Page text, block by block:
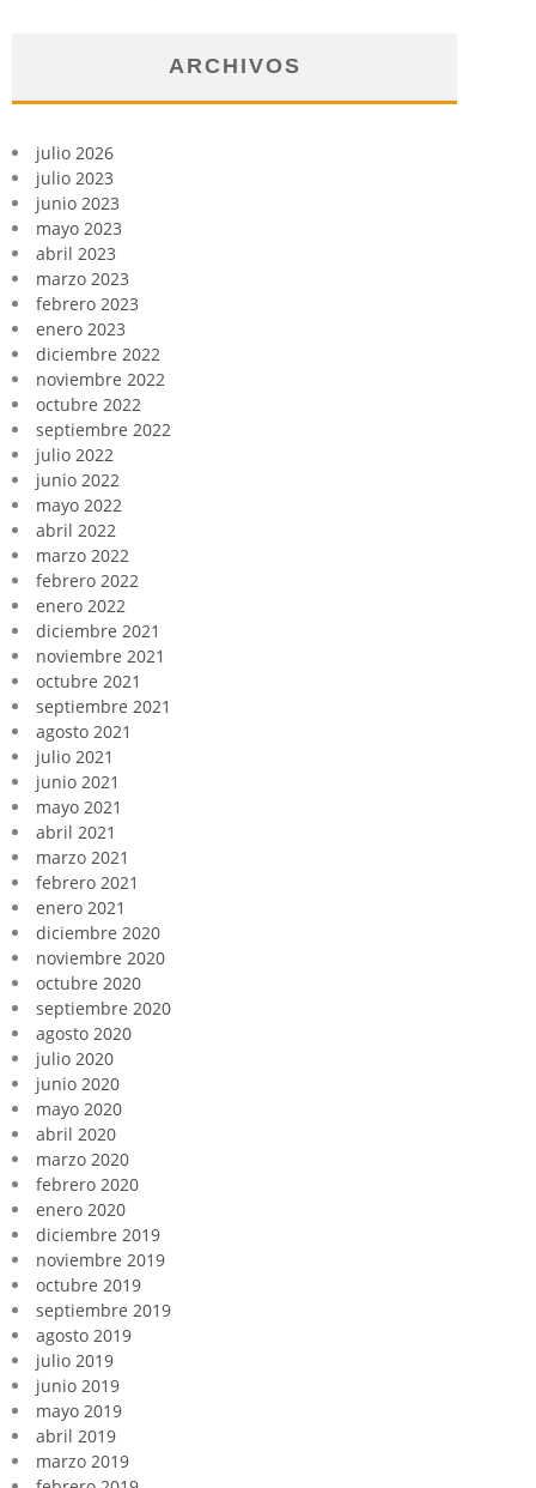
ARCHIVOS
julio 2026
julio 2023
junio 2023
mayo 2023
abril 2023
marzo 2023
febrero 2023
enero 2023
diciembre 2022
noviembre 2022
octubre 2022
septiembre 2022
julio 2022
junio 2022
mayo 2022
abril 2022
marzo 2022
febrero 2022
enero 2022
diciembre 2021
noviembre 2021
octubre 2021
septiembre 2021
agosto 2021
julio 2021
junio 2021
mayo 2021
abril 2021
marzo 2021
febrero 2021
enero 2021
diciembre 2020
noviembre 2020
octubre 2020
septiembre 2020
agosto 2020
julio 2020
junio 2020
mayo 2020
abril 2020
marzo 2020
febrero 2020
enero 2020
diciembre 2019
noviembre 2019
octubre 2019
septiembre 2019
agosto 2019
julio 2019
junio 2019
mayo 2019
abril 2019
marzo 2019